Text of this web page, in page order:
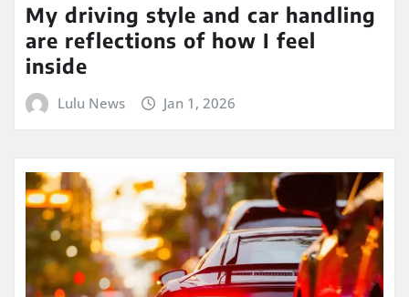
My driving style and car handling
are reflections of how I feel
inside
Lulu News Jan 1, 2026